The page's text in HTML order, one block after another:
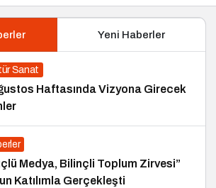
Yeni Haberler
Sanat
Haftasında Vizyona Girecek
Medya, Bilinçli Toplum Zirvesi”
Katılımla Gerçekleşti